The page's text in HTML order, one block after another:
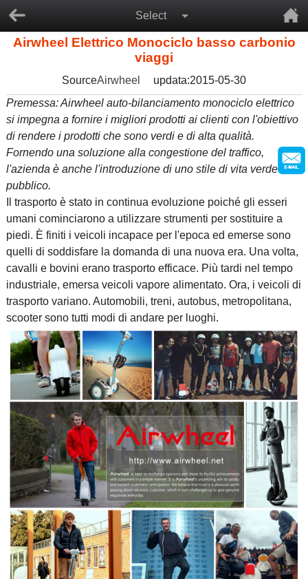
Select
Airwheel Elettrico Monociclo basso carbonio
viaggi
SourceAirwheel
updata:2015-05-30
Premessa: Airwheel auto-bilanciamento monociclo elettrico
si impegna a fornire i migliori prodotti ai clienti con l'obiettivo
di rendere i prodotti che sono verdi e di alta qualità.
Fornendo una soluzione alla congestione del traffico,
l'azienda è anche l'introduzione di uno stile di vita verde al
pubblico.
Il trasporto è stato in continua evoluzione poiché gli esseri
umani cominciarono a utilizzare strumenti per sostituire a
piedi. È finiti i veicoli incapace per l'epoca ed emerse sono
quelli di soddisfare la domanda di una nuova era. Una volta,
cavalli e bovini erano trasporto efficace. Più tardi nel tempo
industriale, emersa veicoli vapore alimentato. Ora, i veicoli di
trasporto variano. Automobili, treni, autobus, metropolitana,
scooter sono tutti modi di andare per luoghi.